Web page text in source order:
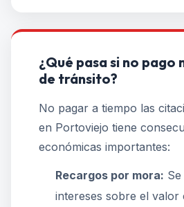
¿Qué pasa si no pago
de tránsito?
No pagar a tiempo las
en Portoviejo tiene
económicas importantes:
Recargos por mora:
intereses sobre el valor